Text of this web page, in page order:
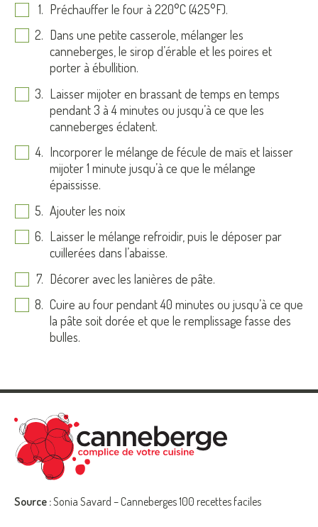
Préchauffer le four à 220°C (425°F).
Dans une petite casserole, mélanger les
canneberges, le sirop d’érable et les poires et
porter à ébullition.
Laisser mijoter en brassant de temps en temps
pendant 3 à 4 minutes ou jusqu’à ce que les
canneberges éclatent.
Incorporer le mélange de fécule de maïs et laisser
mijoter 1 minute jusqu’à ce que le mélange
épaississe.
Ajouter les noix
Laisser le mélange refroidir, puis le déposer par
cuillerées dans l’abaisse.
Décorer avec les lanières de pâte.
Cuire au four pendant 40 minutes ou jusqu’à ce que
la pâte soit dorée et que le remplissage fasse des
bulles.
Source :Sonia Savard – Canneberges 100 recettes faciles